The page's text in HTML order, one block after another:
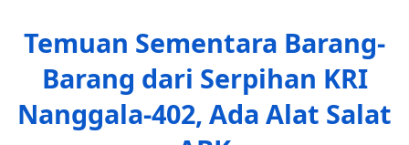
Temuan Sementara Barang-
Barang dari Serpihan KRI
Nanggala-402, Ada Alat Salat